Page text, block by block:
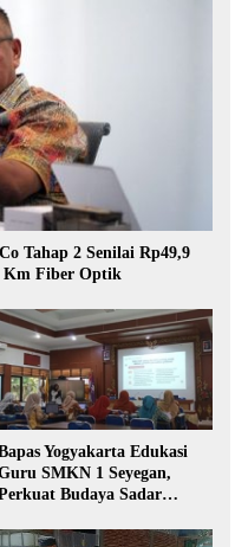
Tahap 2 Senilai Rp49,9
Km Fiber Optik
Yogyakarta Edukasi
SMKN 1 Seyegan,
Budaya Sadar